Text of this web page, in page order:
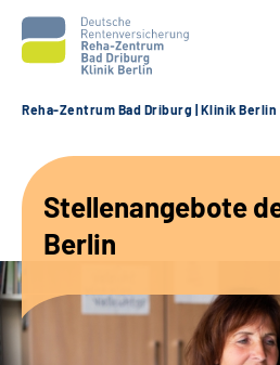
Unsere Angebote
Karriere
Reha-Zentrum Bad Driburg | Klinik Berlin
Stellenangebote
Berlin